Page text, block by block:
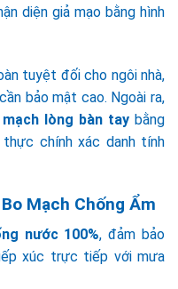
diện giả mạo bằng hình
tuyệt đối cho ngôi nhà,
bảo mật cao. Ngoài ra,
lòng bàn tay bằng
thực chính xác danh tính
Mạch Chống Ẩm
nước 100%, đảm bảo
xúc trực tiếp với mưa